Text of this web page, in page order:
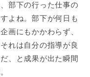
部下の行った仕事の
よね。部下が何日も
画にもかかわらず、
れは自分の指導が良
、と成果が出た瞬間